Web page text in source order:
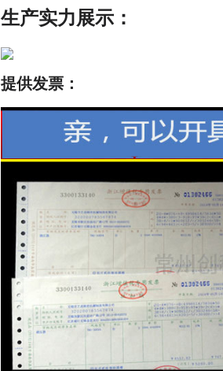
生产实力展示：
提供发票：